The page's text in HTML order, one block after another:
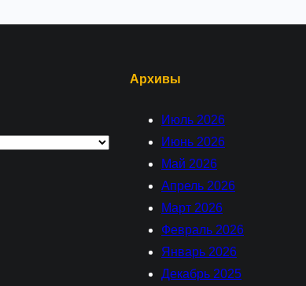
Архивы
Июль 2026
Июнь 2026
Май 2026
Апрель 2026
Март 2026
Февраль 2026
Январь 2026
Декабрь 2025